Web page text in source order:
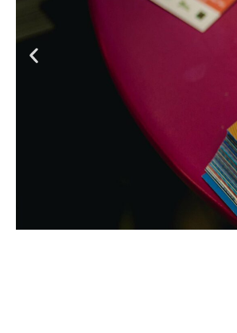
Du 18 au 24 septembre,
et à l’Espace Cardin
disciplines, venus du
du 1er au 15 octobre, on
Bernhardt ouvrira grand
écoles et les familles